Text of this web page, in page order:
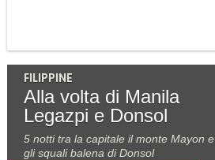
FILIPPINE
Alla volta di Manila
Legazpi e Donsol
5 notti tra la capitale il monte Mayon e
gli squali balena di Donsol